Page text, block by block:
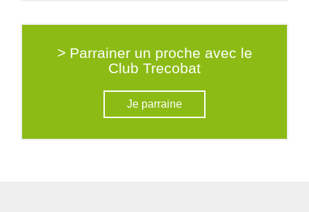
> Parrainer un proche avec le
Club Trecobat
Je parraine